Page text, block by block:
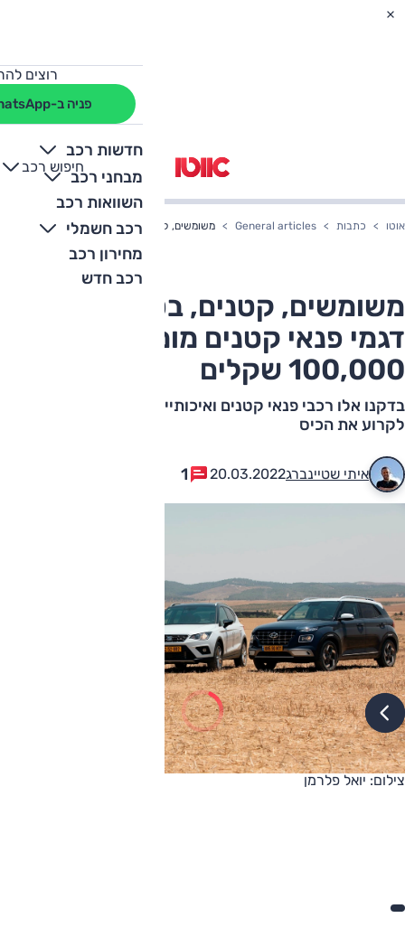
רוצים
פניה ב-WhatsApp
חדשות רכב
מבחני רכב
השוואות רכב
רכב חשמלי
מחירון רכב
רכב חדש
חיפוש רכב
+
-
אוטו כתבות General articles משומשים, קטנים, בטיחותיים: 6 דגמי פנאי קטנים מומלצים עד 100,000 שקלים
דגמי פנאי קטנים מומלצים עד
100,000 שקלים
בדקנו אלו רכבי פנאי קטנים ואיכותיים כדאי לרכוש מבלי
לקרוע את הכיס
איתי שטיינברג20.03.2022
1
צילום: יואל פלרמן